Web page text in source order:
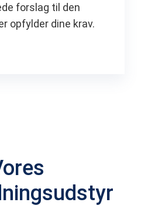
forslag til den
opfylder dine krav.